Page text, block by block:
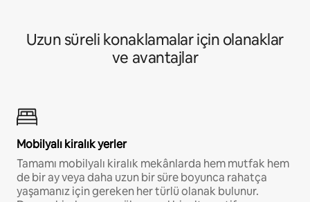
Uzun süreli konaklamalar için olanaklar
ve avantajlar
Mobilyalı kiralık yerler
Tamamı mobilyalı kiralık mekânlarda hem mutfak hem
de bir ay veya daha uzun bir süre boyunca rahatça
yaşamanız için gereken her türlü olanak bulunur.